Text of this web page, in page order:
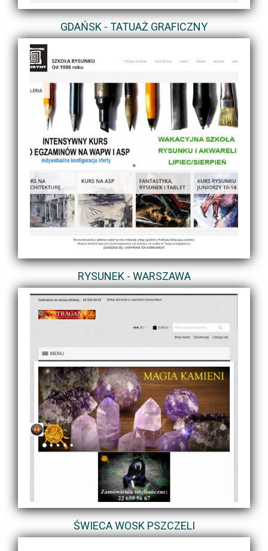
GDAŃSK - TATUAŻ GRAFICZNY
RYSUNEK - WARSZAWA
ŚWIECA WOSK PSZCZELI